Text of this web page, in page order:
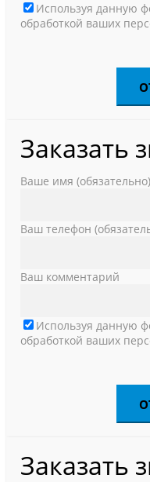
Используя данную
обработкой ваших
Заказать
Ваше имя (обязательно)
Ваш телефон
Ваш комментарий
Используя данную
обработкой ваших
Заказать